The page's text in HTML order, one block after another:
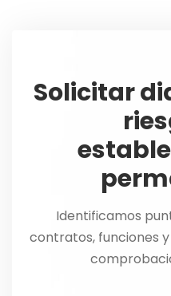
Solicitar
Identificamos
contratos, funciones